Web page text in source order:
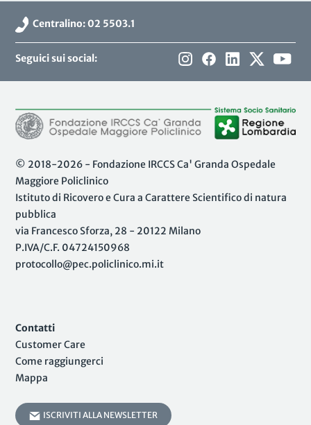
Centralino: 02 5503.1
Seguici sui social:
© 2018-2026 - Fondazione IRCCS Ca' Granda Ospedale
Maggiore Policlinico
Istituto di Ricovero e Cura a Carattere Scientifico di natura
pubblica
via Francesco Sforza, 28 - 20122 Milano
P.IVA/C.F. 04724150968
protocollo@pec.policlinico.mi.it
Contatti
Customer Care
Come raggiungerci
Mappa
ISCRIVITI ALLA NEWSLETTER